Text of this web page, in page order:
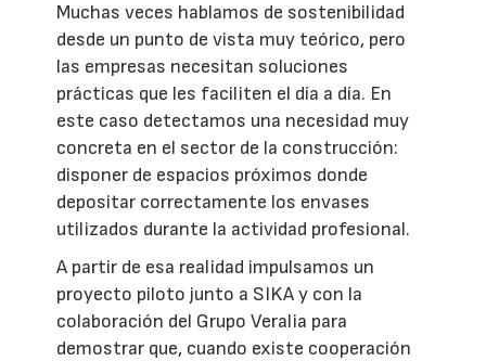
Muchas veces hablamos de sostenibilidad
desde un punto de vista muy teórico, pero
las empresas necesitan soluciones
prácticas que les faciliten el día a día. En
este caso detectamos una necesidad muy
concreta en el sector de la construcción:
disponer de espacios próximos donde
depositar correctamente los envases
utilizados durante la actividad profesional.
A partir de esa realidad impulsamos un
proyecto piloto junto a SIKA y con la
colaboración del Grupo Veralia para
demostrar que, cuando existe cooperación